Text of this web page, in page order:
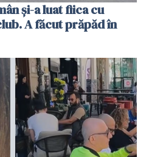
și-a luat fiica cu
A făcut prăpăd în